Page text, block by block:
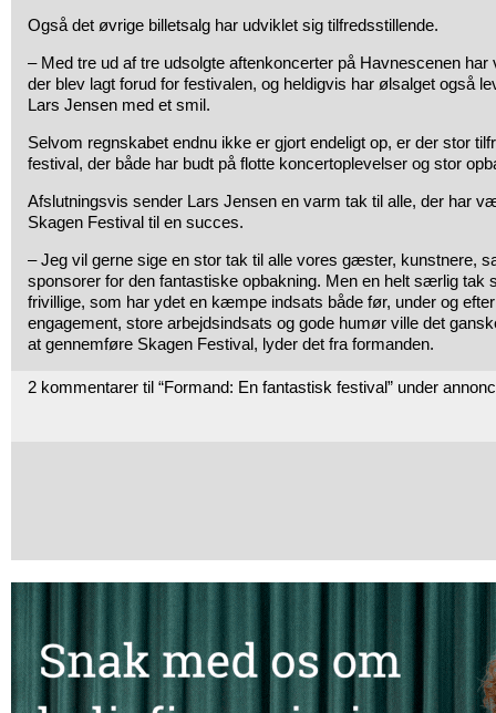
Også det øvrige billetsalg har udviklet sig tilfredsstillende.
– Med tre ud af tre udsolgte aftenkoncerter på Havnescenen har
der blev lagt forud for festivalen, og heldigvis har ølsalget også
Lars Jensen med et smil.
Selvom regnskabet endnu ikke er gjort endeligt op, er der stor
festival, der både har budt på flotte koncertoplevelser og stor
Afslutningsvis sender Lars Jensen en varm tak til alle, der har
Skagen Festival til en succes.
– Jeg vil gerne sige en stor tak til alle vores gæster, kunstnere,
sponsorer for den fantastiske opbakning. Men en helt særlig tak
frivillige, som har ydet en kæmpe indsats både før, under og
engagement, store arbejdsindsats og gode humør ville det
at gennemføre Skagen Festival, lyder det fra formanden.
2 kommentarer til “Formand: En fantastisk festival” under